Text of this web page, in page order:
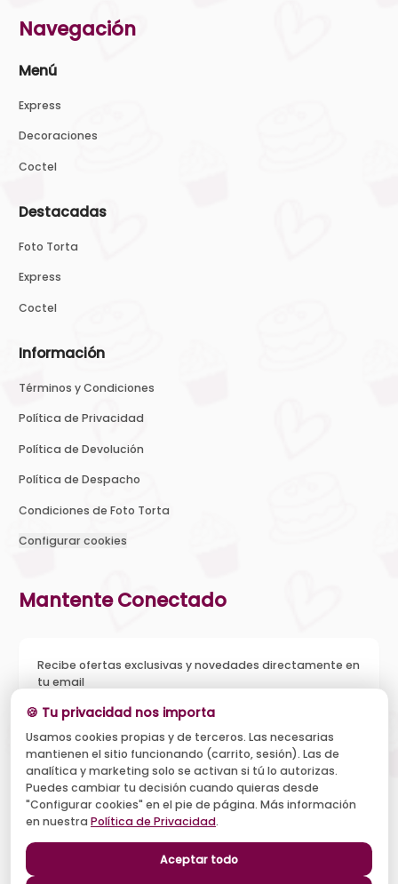
Navegación
Menú
Express
Decoraciones
Coctel
Destacadas
Foto Torta
Express
Coctel
Información
Términos y Condiciones
Política de Privacidad
Política de Devolución
Política de Despacho
Condiciones de Foto Torta
Configurar cookies
Mantente Conectado
Recibe ofertas exclusivas y novedades directamente en
tu email
Acepto recibir novedades y ofertas, y el tratamiento de mi
email según la Política de Privacidad . Puedo darme de baja
cuando quiera.
Suscribirse
🍪 Tu privacidad nos importa
Usamos cookies propias y de terceros. Las necesarias
mantienen el sitio funcionando (carrito, sesión). Las de
analítica y marketing solo se activan si tú lo autorizas.
Puedes cambiar tu decisión cuando quieras desde
"Configurar cookies" en el pie de página. Más información
en nuestra Política de Privacidad.
Aceptar todo